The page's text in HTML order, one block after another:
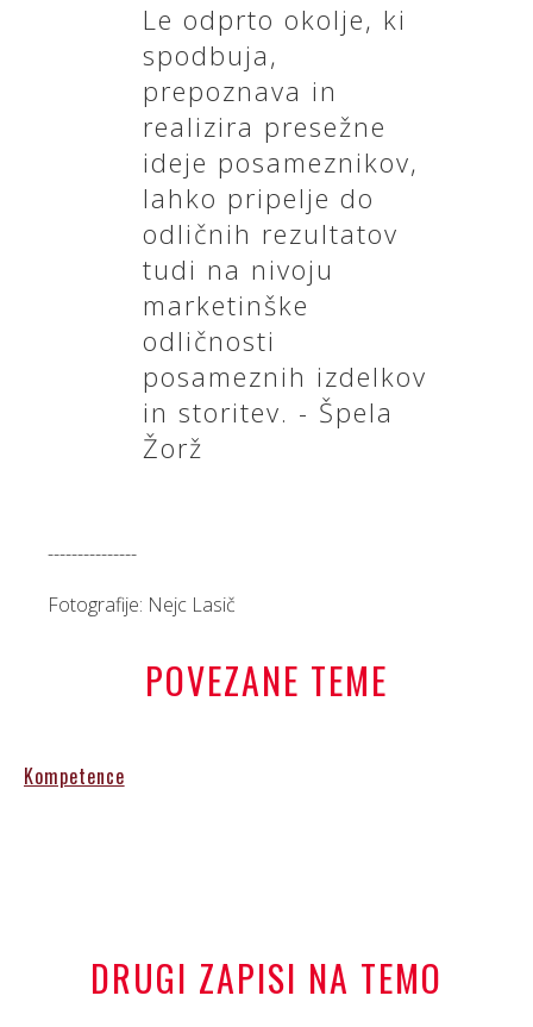
Le odprto okolje, ki
spodbuja,
prepoznava in
realizira presežne
ideje posameznikov,
lahko pripelje do
odličnih rezultatov
tudi na nivoju
marketinške
odličnosti
posameznih izdelkov
in storitev. - Špela
Žorž
---------------
Fotografije: Nejc Lasič
POVEZANE TEME
Kompetence
DRUGI ZAPISI NA TEMO